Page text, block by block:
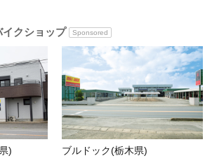
イクショップ Sponsored
) ブルドック(栃木県)